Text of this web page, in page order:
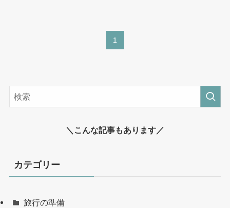
1
＼こんな記事もあります／
カテゴリー
旅行の準備